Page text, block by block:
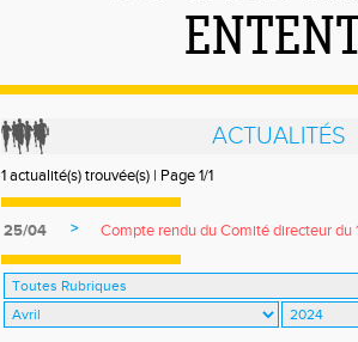
ACTUALITÉS
1 actualité(s) trouvée(s) | Page 1/1
25/04 > Compte rendu du Comité directeur